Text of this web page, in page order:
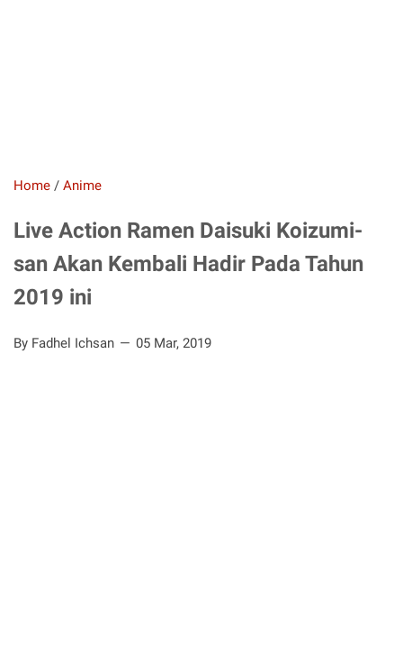
Home / Anime
Live Action Ramen Daisuki Koizumi-
san Akan Kembali Hadir Pada Tahun
2019 ini
By Fadhel Ichsan 05 Mar, 2019